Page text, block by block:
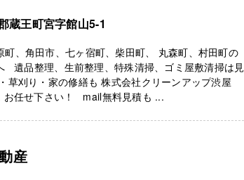
蔵王町宮字館山5-1
町、角田市、七ヶ宿町、柴田町、 丸森町、村田町の
遺品整理、生前整理、特殊清掃、ゴミ屋敷清掃は見
草刈り・家の修繕も 株式会社クリーンアップ渋屋
お任せ下さい！ mail無料見積も ...
産